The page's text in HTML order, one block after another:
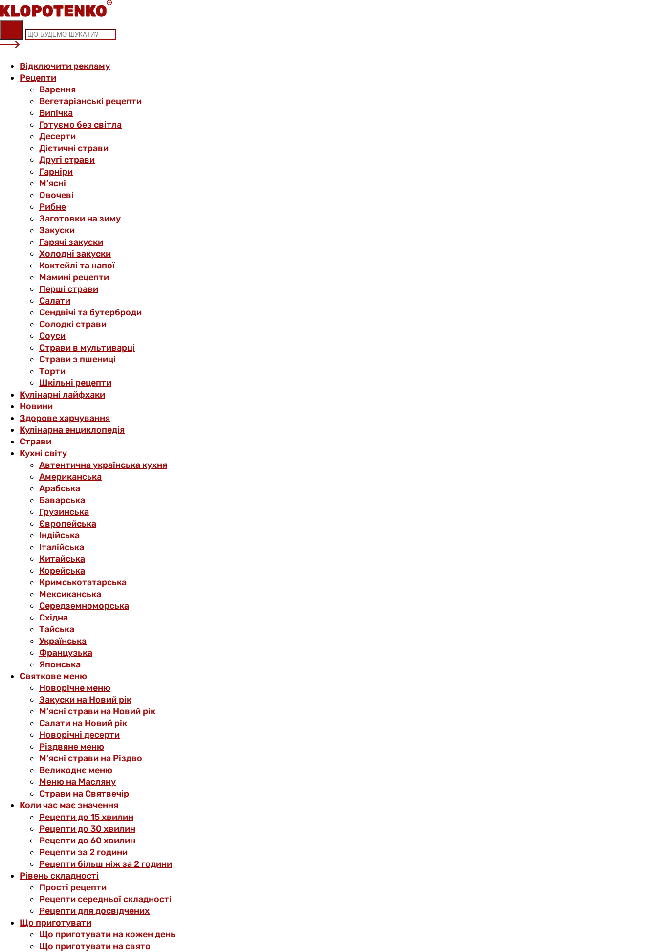
Skip
to
content
Відключити рекламу
Рецепти
Варення
Вегетаріанські рецепти
Випічка
Готуємо без світла
Десерти
Дієтичні страви
Другі страви
Гарніри
М’ясні
Овочеві
Рибне
Заготовки на зиму
Закуски
Гарячі закуски
Холодні закуски
Коктейлі та напої
Мамині рецепти
Перші страви
Салати
Сендвічі та бутерброди
Солодкі страви
Соуси
Страви в мультиварці
Страви з пшениці
Торти
Шкільні рецепти
Кулінарні лайфхаки
Новини
Здорове харчування
Кулінарна енциклопедія
Страви
Кухні світу
Автентична українська кухня
Американська
Арабська
Баварська
Грузинська
Європейська
Індійська
Італійська
Китайська
Корейська
Кримськотатарська
Мексиканська
Середземноморська
Східна
Тайська
Українська
Французька
Японська
Святкове меню
Новорічне меню
Закуски на Новий рік
М’ясні страви на Новий рік
Салати на Новий рік
Новорічні десерти
Різдвяне меню
М’ясні страви на Різдво
Великоднє меню
Меню на Масляну
Страви на Святвечір
Коли час має значення
Рецепти до 15 хвилин
Рецепти до 30 хвилин
Рецепти до 60 хвилин
Рецепти за 2 години
Рецепти більш ніж за 2 години
Рівень складності
Прості рецепти
Рецепти середньої складності
Рецепти для досвідчених
Що приготувати
Що приготувати на кожен день
Що приготувати на свято